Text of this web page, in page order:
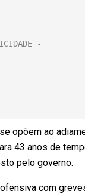
opõem ao
43 anos de
pelo governo.
com